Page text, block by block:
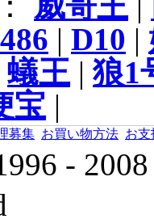
| D10 |
蟻王|狼1
宝 |
募集 お買い物方法 お支
-